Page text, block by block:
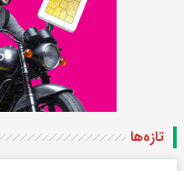
تازه‌ها